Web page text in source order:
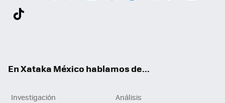
En Xataka México hablamos de...
Investigación
Análisis